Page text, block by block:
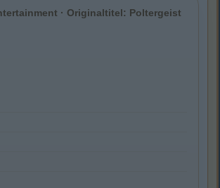
· Originaltitel: Poltergeist